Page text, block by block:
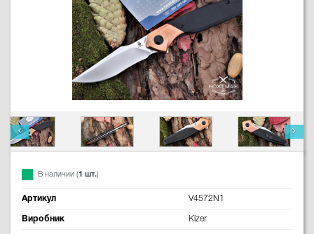
В наличии (1 шт.)
Артикул V4572N1
Виробник Kizer